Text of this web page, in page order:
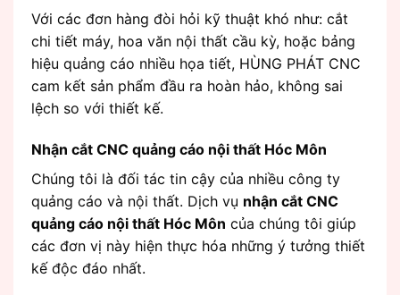
Với các đơn hàng đòi hỏi kỹ thuật khó như: cắt
chi tiết máy, hoa văn nội thất cầu kỳ, hoặc bảng
hiệu quảng cáo nhiều họa tiết, HÙNG PHÁT CNC
cam kết sản phẩm đầu ra hoàn hảo, không sai
lệch so với thiết kế.
Nhận cắt CNC quảng cáo nội thất Hóc Môn
Chúng tôi là đối tác tin cậy của nhiều công ty
quảng cáo và nội thất. Dịch vụ nhận cắt CNC
quảng cáo nội thất Hóc Môn của chúng tôi giúp
các đơn vị này hiện thực hóa những ý tưởng thiết
kế độc đáo nhất.